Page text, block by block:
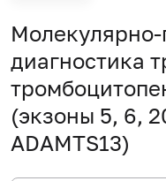
Молекулярно-
диагностика
(экзоны 5, 6,
ADAMTS13)